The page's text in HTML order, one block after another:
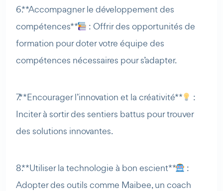
6. **Accompagner le développement des
compétences**
: Offrir des opportunités de
formation pour doter votre équipe des
compétences nécessaires pour s’adapter.
7. **Encourager l’innovation et la créativité**
:
Inciter à sortir des sentiers battus pour trouver
des solutions innovantes.
8. **Utiliser la technologie à bon escient**
:
Adopter des outils comme Maibee, un coach